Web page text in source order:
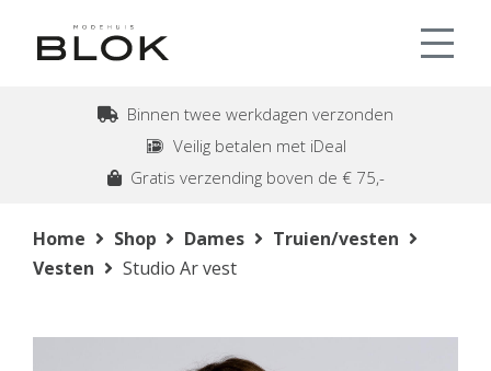
Binnen twee werkdagen verzonden
Veilig betalen met iDeal
Gratis verzending boven de € 75,-
Home Shop Dames
Truien/vesten
Vesten
Studio Ar vest